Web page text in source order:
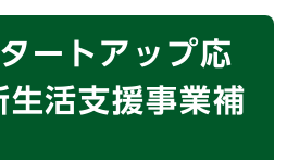
ートアップ応
活支援事業補